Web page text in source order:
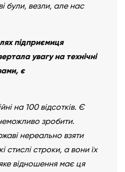
були, везли, але нас
підприємиця
увагу на технічні
є
на 100 відсотків. Є
зробити.
нереально взяти
стислі строки, а вони їх
відношення має ця